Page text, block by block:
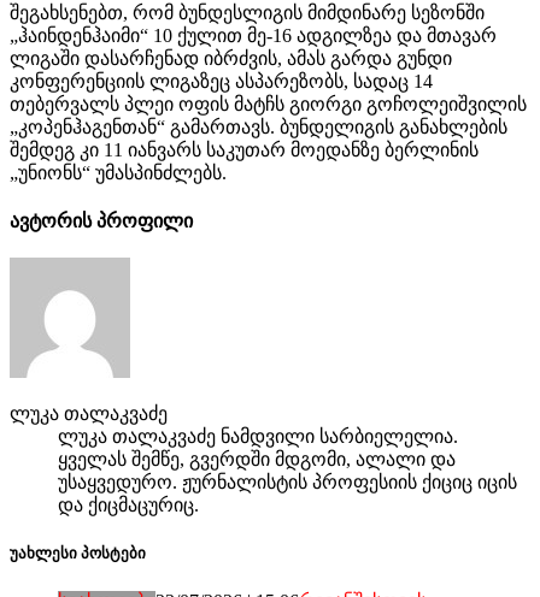
შეგახსენებთ, რომ ბუნდესლიგის მიმდინარე სეზონში
„ჰაინდენჰაიმი“ 10 ქულით მე-16 ადგილზეა და მთავარ
ლიგაში დასარჩენად იბრძვის, ამას გარდა გუნდი
კონფერენციის ლიგაზეც ასპარეზობს, სადაც 14
თებერვალს პლეი ოფის მატჩს გიორგი გოჩოლეიშვილის
„კოპენჰაგენთან“ გამართავს. ბუნდელიგის განახლების
შემდეგ კი 11 იანვარს საკუთარ მოედანზე ბერლინის
„უნიონს“ უმასპინძლებს.
ავტორის პროფილი
ლუკა თალაკვაძე
ლუკა თალაკვაძე ნამდვილი სარბიელელია.
ყველას შემწე, გვერდში მდგომი, ალალი და
უსაყვედურო. ჟურნალისტის პროფესიის ქიციც იცის
და ქიცმაცურიც.
უახლესი პოსტები